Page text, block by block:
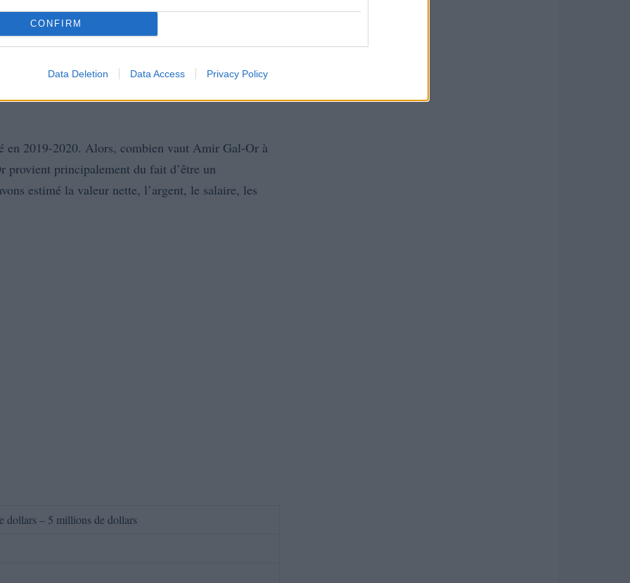
CONFIRM
Data Deletion Data Access Privacy Policy
Indisponible
Indisponible
en 2019-2020. Alors, combien vaut Amir Gal-Or à
provient principalement du fait d’être un
estimé la valeur nette, l’argent, le salaire, les
dollars – 5 millions de dollars